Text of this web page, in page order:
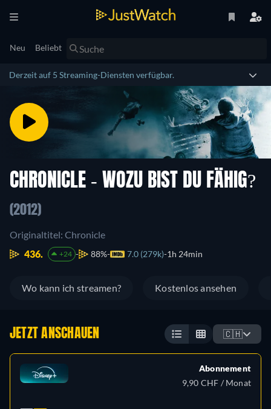
Neu Beliebt
Derzeit auf 5 Streaming-Diensten verfügbar.
CHRONICLE - WOZU BIST DU FÄHIG?
(2012)
Originaltitel: Chronicle
436.
+24 88% 7.0 (279k) 1h 24min
Wo kann ich streamen? Kostenlos ansehen
JETZT ANSCHAUEN 🇨🇭
Abonnement
9,90 CHF / Monat